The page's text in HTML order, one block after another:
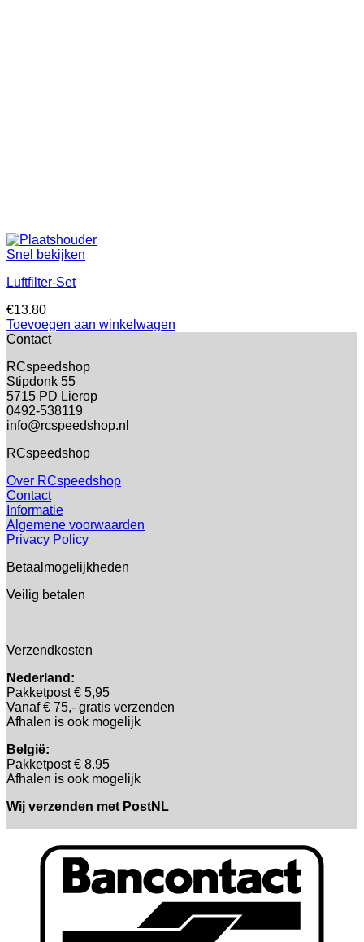
Snel bekijken
Luftfilter-Set
€13.80
Toevoegen aan winkelwagen
Contact
RCspeedshop
Stipdonk 55
5715 PD Lierop
0492-538119
info@rcspeedshop.nl
RCspeedshop
Over RCspeedshop
Contact
Informatie
Algemene voorwaarden
Privacy Policy
Betaalmogelijkheden
Veilig betalen
Verzendkosten
Nederland:
Pakketpost € 5,95
Vanaf € 75,- gratis verzenden
Afhalen is ook mogelijk
België:
Pakketpost € 8.95
Afhalen is ook mogelijk
Wij verzenden met PostNL